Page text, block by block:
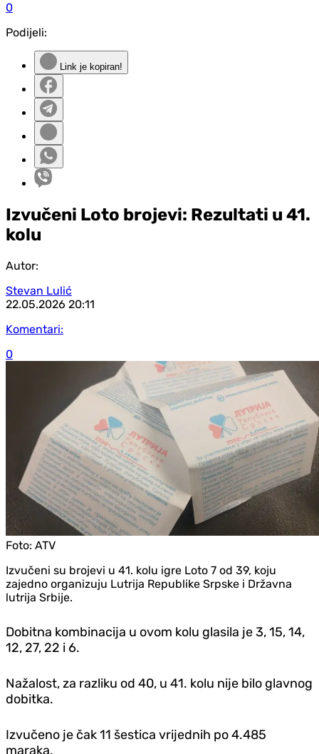
0
Podijeli:
Link je kopiran!
Izvučeni Loto brojevi: Rezultati u 41.
kolu
Autor:
Stevan Lulić
22.05.2026 20:11
Komentari:
0
Foto: ATV
Izvučeni su brojevi u 41. kolu igre Loto 7 od 39, koju
zajedno organizuju Lutrija Republike Srpske i Državna
lutrija Srbije.
Dobitna kombinacija u ovom kolu glasila je 3, 15, 14,
12, 27, 22 i 6.
Nažalost, za razliku od 40, u 41. kolu nije bilo glavnog
dobitka.
Izvučeno je čak 11 šestica vrijednih po 4.485
maraka.